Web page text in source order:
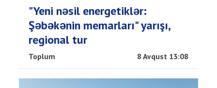
"Yeni nəsil energetiklər:
Şəbəkənin memarları" yarışı,
regional tur
Toplum 8 Avqust 13:08